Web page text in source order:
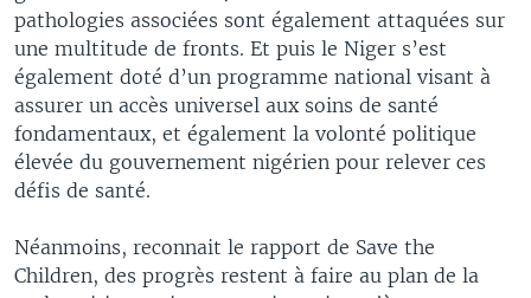
pathologies associées sont également attaquées sur
une multitude de fronts. Et puis le Niger s’est
également doté d’un programme national visant à
assurer un accès universel aux soins de santé
fondamentaux, et également la volonté politique
élevée du gouvernement nigérien pour relever ces
défis de santé.
Néanmoins, reconnait le rapport de Save the
Children, des progrès restent à faire au plan de la